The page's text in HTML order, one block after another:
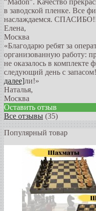
в заводской пленке. Все
наслаждаемся.
Елена,
Москва
«Благодарю ребят за
организованную работу:
не оказалось в комплекте
следующий день с
далее]ли!»
Наталья,
Москва
Оставить отзыв
Все отзывы (35)
Популярный товар